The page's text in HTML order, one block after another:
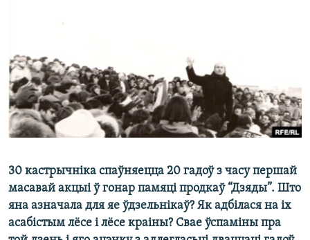
30 кастрычніка спаўняецца 20 гадоў з часу першай
масавай акцыі ў гонар памяці продкаў “Дзяды”. Што
яна азначала для яе ўдзельнікаў? Як адбілася на іх
асабістым лёсе і лёсе краіны? Свае ўспаміны пра